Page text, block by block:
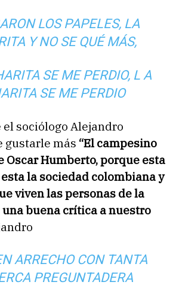
LOS PAPELES, LA
Y NO SE QUÉ MÁS,
SE ME PERDIO, L A
SE ME PERDIO
sociólogo Alejandro
gustarle más “El campesino
Oscar Humberto, porque esta
la sociedad colombiana y
viven las personas de la
una buena crítica a nuestro
ARRECHO CON TANTA
PREGUNTADERA